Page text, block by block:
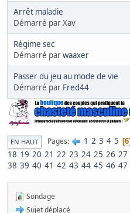
Arrêt maladie
Démarré par Xav
Régime sec
Démarré parwaaxer
Passer du jeu au mode de vie
Démarré par Fred44
EN HAUT Pages 1 2 3 4 5 6
18 19 20 21 22 23 24 25 26 27
38 39 40 41 42 43 44 45 46 47
Sondage
Sujet déplacé